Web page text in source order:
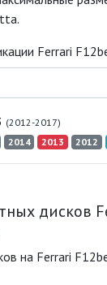
Ferrari
(2012-2017)
2014 2013 2012
дисков
на Ferrari